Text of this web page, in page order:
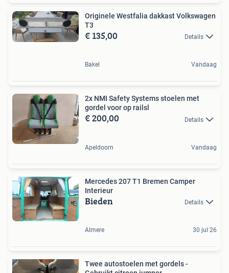
Originele Westfalia dakkast Volkswagen
T3
€ 135,00 Details
Bakel Vandaag
2x NMI Safety Systems stoelen met
gordel voor op railsl
€ 200,00 Details
Apeldoorn Vandaag
Mercedes 207 T1 Bremen Camper
Interieur
Bieden Details
Almere 30 jul 26
Twee autostoelen met gordels -